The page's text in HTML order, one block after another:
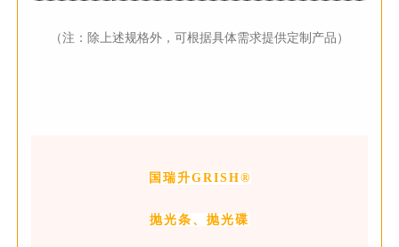
（注：除上述规格外，可根据具体需求提供定制产品）
国瑞升GRISH®
抛光条、抛光碟